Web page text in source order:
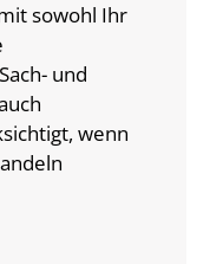
sowohl Ihr
und
wenn